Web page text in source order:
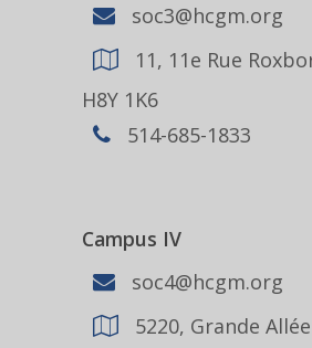
soc3@hcgm.org
11, 11e Rue
H8Y 1K6
514-685-1833
Campus IV
soc4@hcgm.org
5220, Grande